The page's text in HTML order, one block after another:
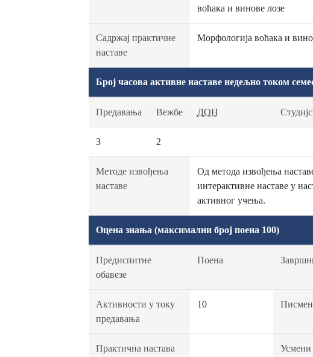
воћака и винове лозе
Садржај практичне
наставе
Морфологија воћака и
Број часова активне наставе недељно током
Предавања Вежбе ДОН
3 2
Методе извођења
наставе
Од метода извођења
интерактивне наставе у
активног учења.
Оцена знања (максимални број поена 100)
Предиспитне
обавезе
Поена
Активности у току
предавања
10
Практична настава Усмени